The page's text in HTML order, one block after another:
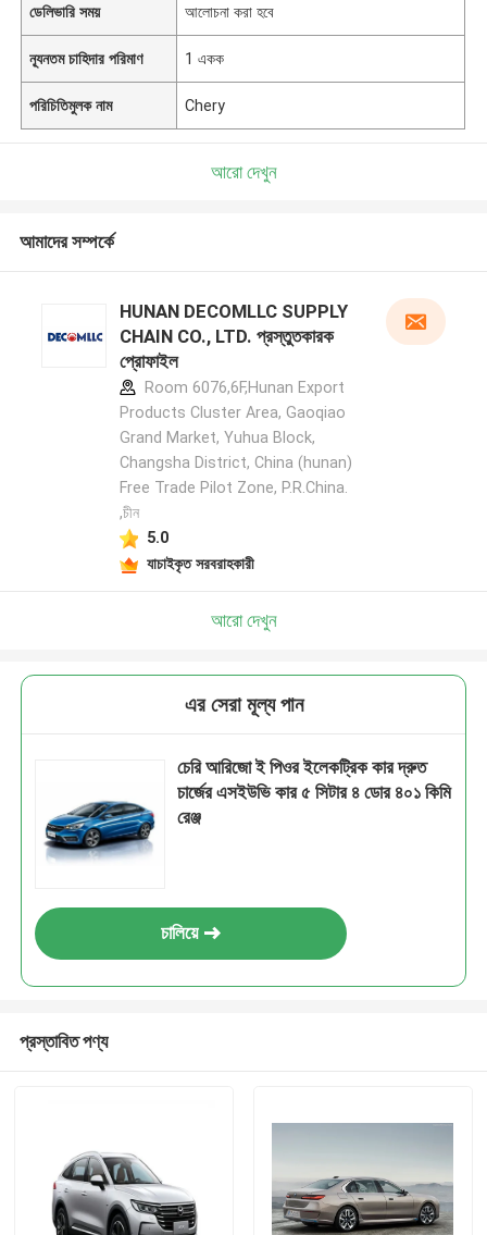
ডেলিভারি সময় আলোচনা করা হবে
ন্যূনতম চাহিদার পরিমাণ 1 একক
পরিচিতিমুলক নাম Chery
আরো দেখুন
আমাদের সম্পর্কে
HUNAN DECOMLLC SUPPLY
CHAIN CO., LTD. প্রস্তুতকারক
প্রোফাইল
Room 6076,6F,Hunan Export
Products Cluster Area, Gaoqiao
Grand Market, Yuhua Block,
Changsha District, China (hunan)
Free Trade Pilot Zone, P.R.China.
,চীন
5.0
যাচাইকৃত সরবরাহকারী
আরো দেখুন
এর সেরা মূল্য পান
চেরি আরিজো ই পিওর ইলেকট্রিক কার দ্রুত
চার্জের এসইউভি কার ৫ সিটার ৪ ডোর ৪০১ কিমি
রেঞ্জ
চালিয়ে
প্রস্তাবিত পণ্য